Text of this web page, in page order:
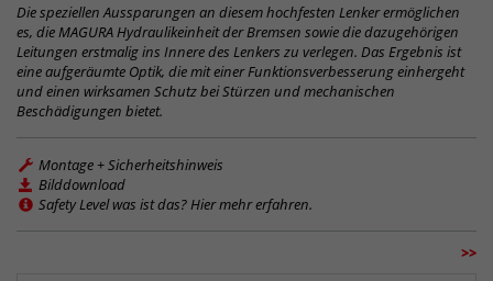
Die speziellen Aussparungen an diesem hochfesten Lenker ermöglichen
es, die MAGURA Hydraulikeinheit der Bremsen sowie die dazugehörigen
Leitungen erstmalig ins Innere des Lenkers zu verlegen. Das Ergebnis ist
eine aufgeräumte Optik, die mit einer Funktionsverbesserung einhergeht
und einen wirksamen Schutz bei Stürzen und mechanischen
Beschädigungen bietet.
Montage + Sicherheitshinweis
Bilddownload
Safety Level was ist das? Hier mehr erfahren.
>>